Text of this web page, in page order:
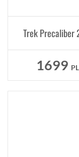
Trek Precaliber
1699